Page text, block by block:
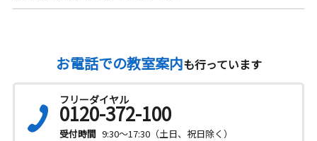
お電話での教室案内も行っています
フリーダイヤル
0120-372-100
受付時間 9:30～17:30（土日、祝日除く）